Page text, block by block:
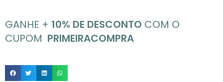
GANHE + 10% DE DESCONTO COM O
CUPOM PRIMEIRACOMPRA